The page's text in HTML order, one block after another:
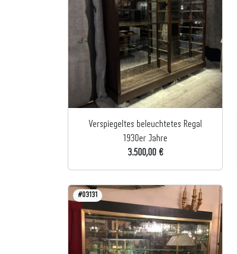
Verspiegeltes beleuchtetes Regal
1930er Jahre
3.500,00 €
#03131